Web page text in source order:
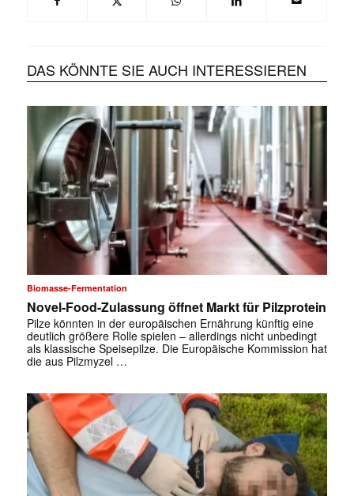
DAS KÖNNTE SIE AUCH INTERESSIEREN
Biomasse-Fermentation
Novel-Food-Zulassung öffnet Markt für Pilzprotein
Pilze könnten in der europäischen Ernährung künftig eine
deutlich größere Rolle spielen – allerdings nicht unbedingt
als klassische Speisepilze. Die Europäische Kommission hat
die aus Pilzmyzel …